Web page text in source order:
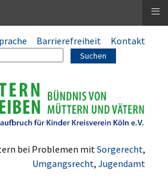
Barrierefreiheit Kontakt
Suchen
bei Problemen mit Sorgerecht,
Umgangsrecht, Jugendamt
≡